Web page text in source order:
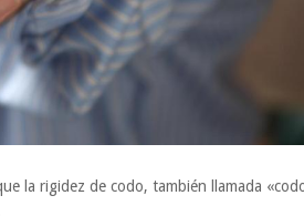
la rigidez de codo, también llamada